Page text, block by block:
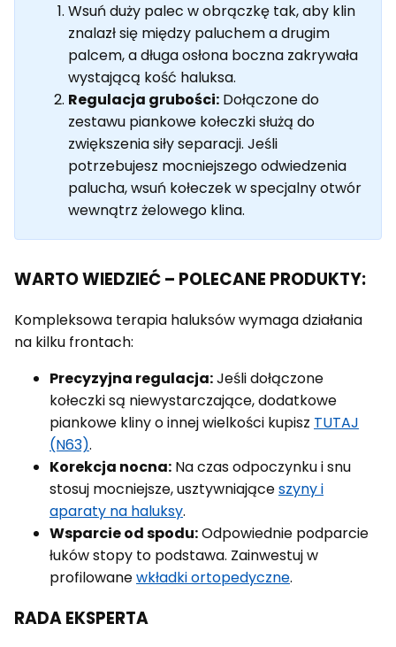
Wsuń duży palec w obrączkę tak, aby klin
znalazł się między paluchem a drugim
palcem, a długa osłona boczna zakrywała
wystającą kość haluksa.
Regulacja grubości: Dołączone do
zestawu piankowe kołeczki służą do
zwiększenia siły separacji. Jeśli
potrzebujesz mocniejszego odwiedzenia
palucha, wsuń kołeczek w specjalny otwór
wewnątrz żelowego klina.
WARTO WIEDZIEĆ – POLECANE PRODUKTY:
Kompleksowa terapia haluksów wymaga działania
na kilku frontach:
Precyzyjna regulacja:Jeśli dołączone
kołeczki są niewystarczające, dodatkowe
piankowe kliny o innej wielkości kupisz TUTAJ
(N63).
Korekcja nocna: Na czas odpoczynku i snu
stosuj mocniejsze, usztywniająceszyny i
aparaty na haluksy.
Wsparcie od spodu:Odpowiednie podparcie
łuków stopy to podstawa. Zainwestuj w
profilowanewkładki ortopedyczne.
RADA EKSPERTA